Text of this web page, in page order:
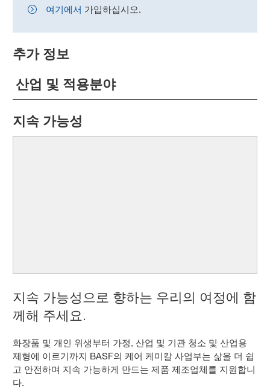
여기에서 가입하십시오.
추가 정보
산업 및 적용분야
지속 가능성
지속 가능성으로 향하는 우리의 여정에 함
께해 주세요.
화장품 및 개인 위생부터 가정, 산업 및 기관 청소 및 산업용
제형에 이르기까지 BASF의 케어 케미칼 사업부는 삶을 더 쉽
고 안전하며 지속 가능하게 만드는 제품 제조업체를 지원합니
다.